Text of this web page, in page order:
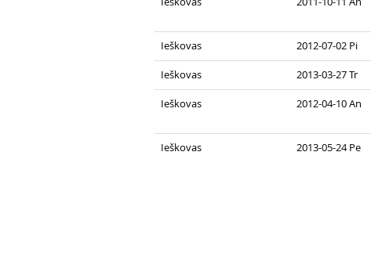
Ieškovas 2012-07-02 Pi
Ieškovas 2013-03-27 Tr
Ieškovas 2012-04-10 An
Ieškovas 2013-05-24 Pe